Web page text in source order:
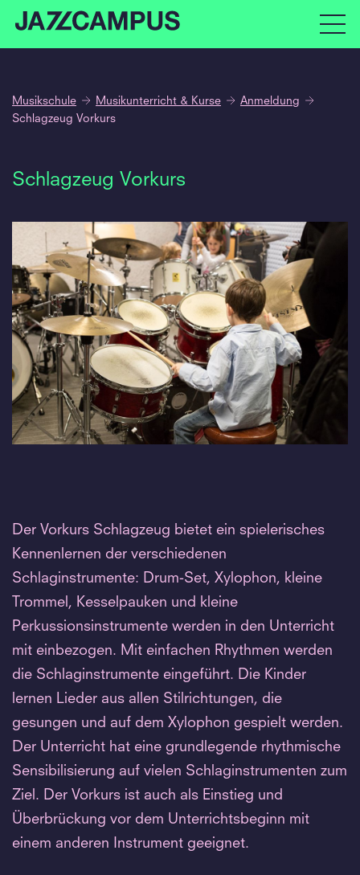
Musikschule Musikunterricht & Kurse
Anmeldung
Schlagzeug Vorkurs
Schlagzeug Vorkurs
Der Vorkurs Schlagzeug bietet ein spielerisches
Kennenlernen der verschiedenen
Schlaginstrumente: Drum-Set, Xylophon, kleine
Trommel, Kesselpauken und kleine
Perkussionsinstrumente werden in den Unterricht
mit einbezogen. Mit einfachen Rhythmen werden
die Schlaginstrumente eingeführt. Die Kinder
lernen Lieder aus allen Stilrichtungen, die
gesungen und auf dem Xylophon gespielt werden.
Der Unterricht hat eine grundlegende rhythmische
Sensibilisierung auf vielen Schlaginstrumenten zum
Ziel. Der Vorkurs ist auch als Einstieg und
Überbrückung vor dem Unterrichtsbeginn mit
einem anderen Instrument geeignet.